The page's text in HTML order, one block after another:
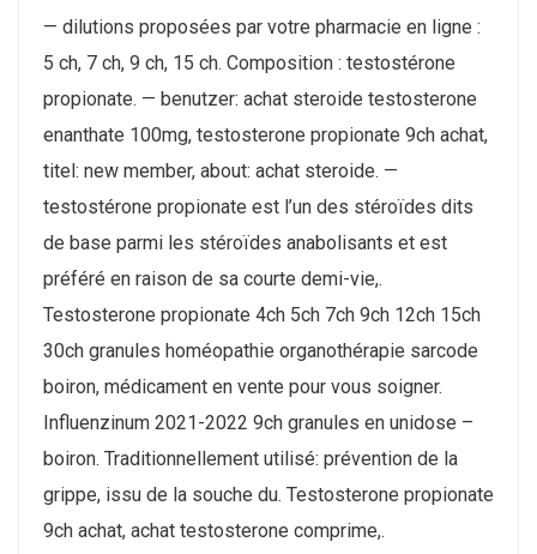
— dilutions proposées par votre pharmacie en ligne :
5 ch, 7 ch, 9 ch, 15 ch. Composition : testostérone
propionate. — benutzer: achat steroide testosterone
enanthate 100mg, testosterone propionate 9ch achat,
titel: new member, about: achat steroide. —
testostérone propionate est l’un des stéroïdes dits
de base parmi les stéroïdes anabolisants et est
préféré en raison de sa courte demi-vie,.
Testosterone propionate 4ch 5ch 7ch 9ch 12ch 15ch
30ch granules homéopathie organothérapie sarcode
boiron, médicament en vente pour vous soigner.
Influenzinum 2021-2022 9ch granules en unidose –
boiron. Traditionnellement utilisé: prévention de la
grippe, issu de la souche du. Testosterone propionate
9ch achat, achat testosterone comprime,.